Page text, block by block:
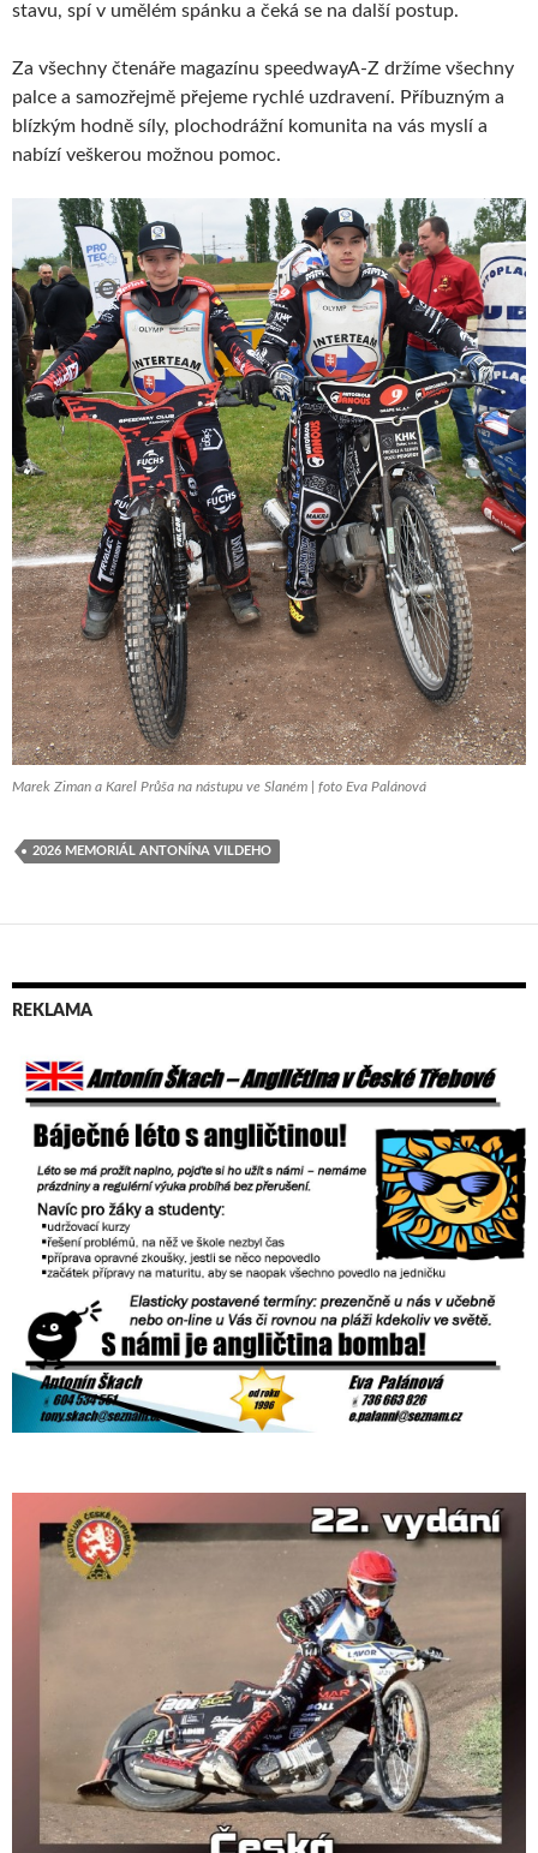
stavu, spí v umělém spánku a čeká se na další postup.
Za všechny čtenáře magazínu speedwayA-Z držíme všechny
palce a samozřejmě přejeme rychlé uzdravení. Příbuzným a
blízkým hodně síly, plochodrážní komunita na vás myslí a
nabízí veškerou možnou pomoc.
Marek Ziman a Karel Průša na nástupu ve Slaném | foto Eva Palánová
2026 MEMORIÁL ANTONÍNA VILDEHO
REKLAMA